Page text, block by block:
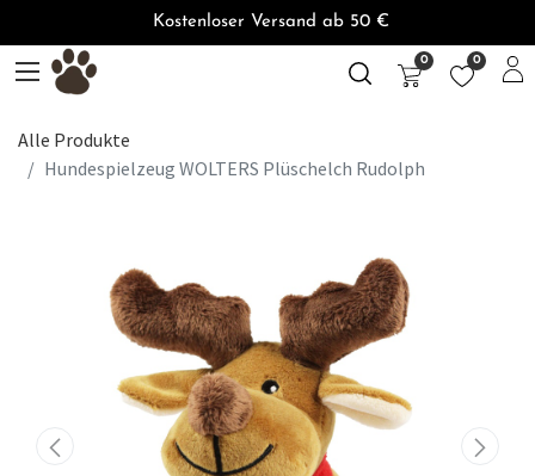
Kostenloser Versand ab 50 €
0 0
Alle Produkte
Hundespielzeug WOLTERS Plüschelch Rudolph